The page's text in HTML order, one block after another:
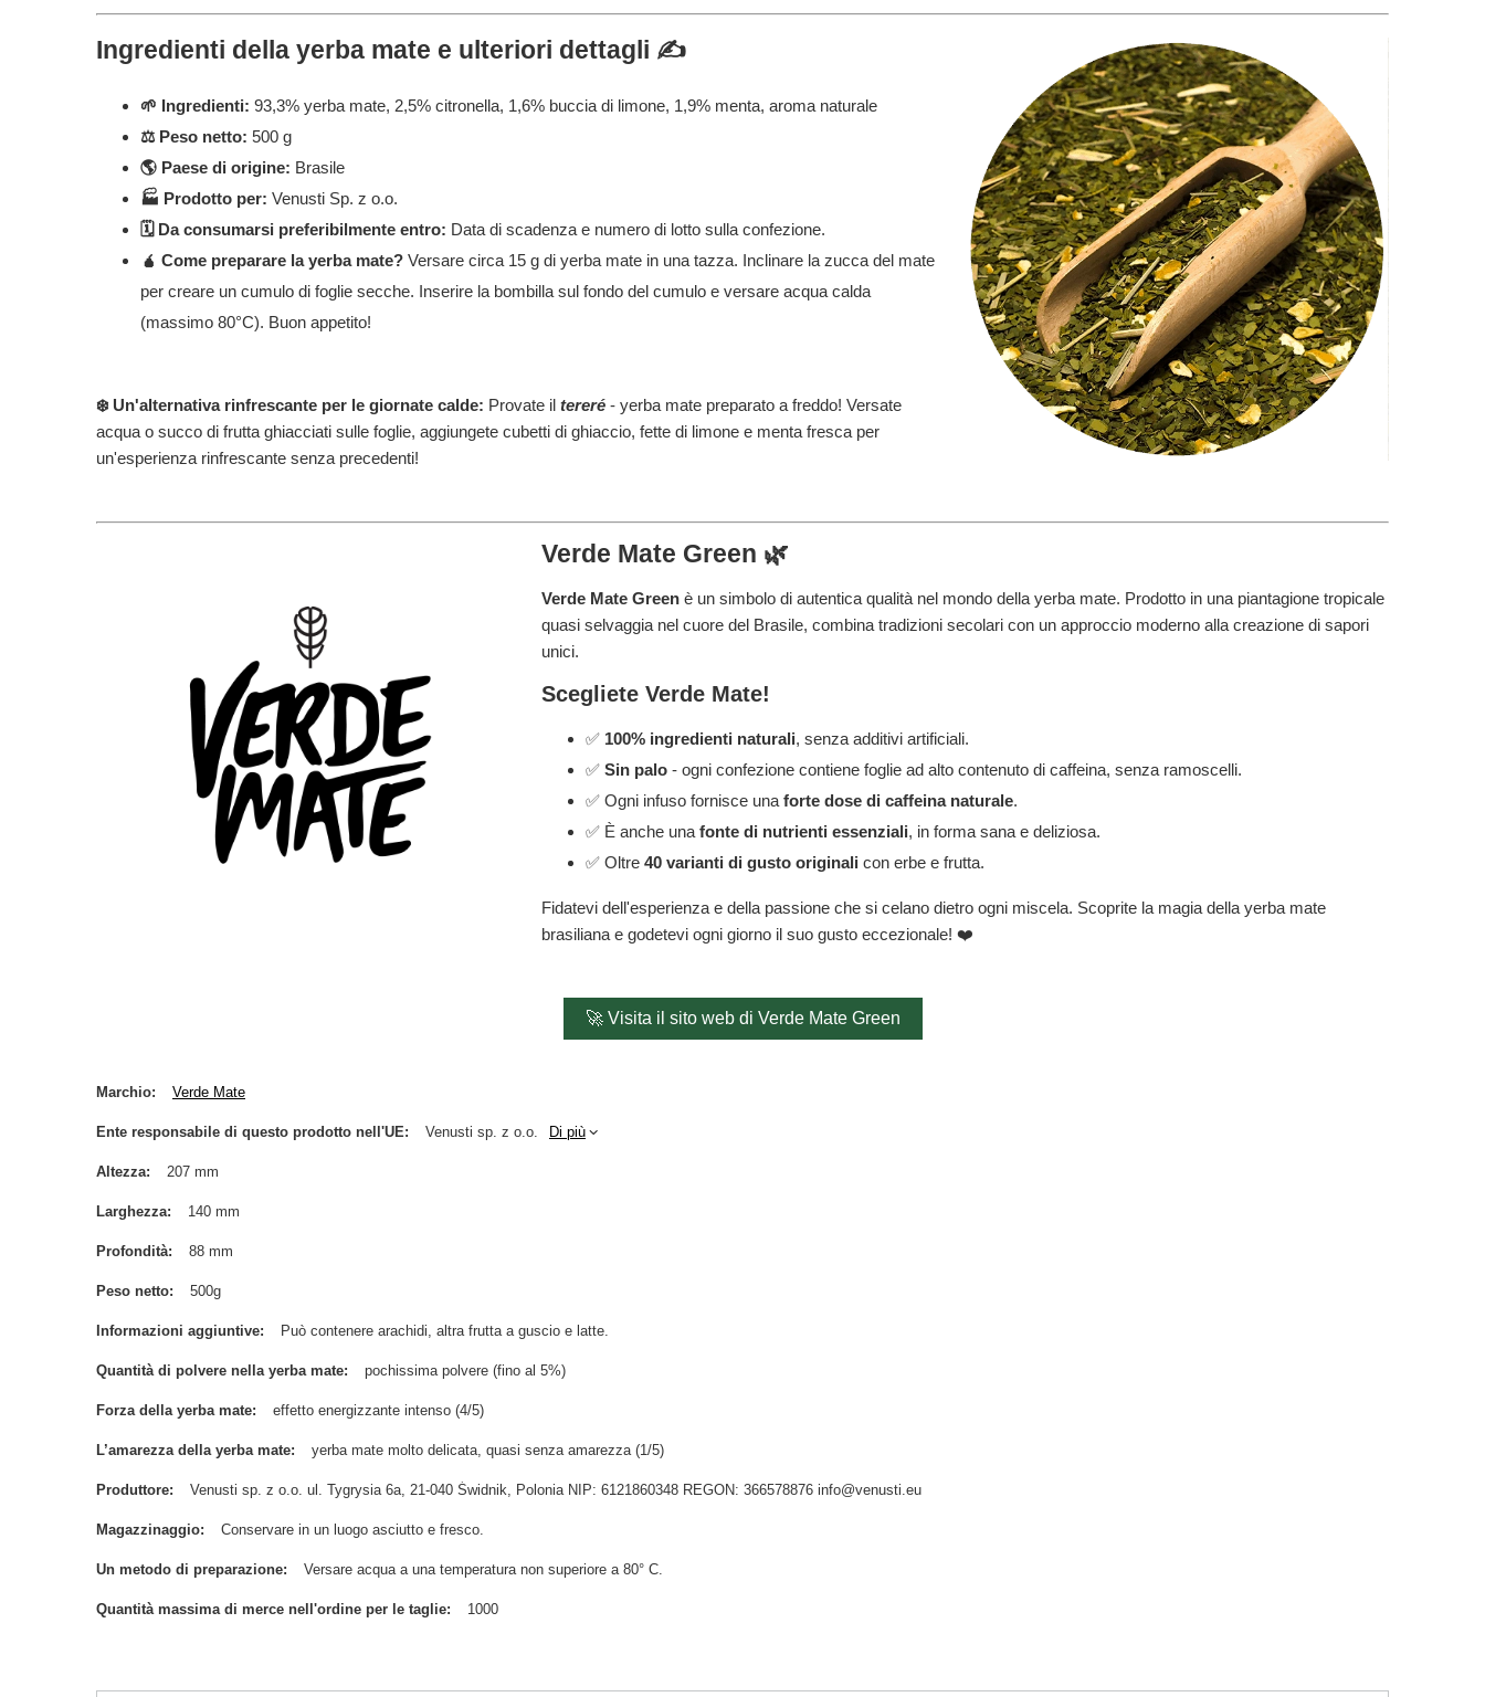
Ingredienti della yerba mate e ulteriori dettagli ✍️
🌱 Ingredienti: 93,3% yerba mate, 2,5% citronella, 1,6% buccia di limone, 1,9% menta, aroma naturale
⚖️ Peso netto: 500 g
🌎 Paese di origine: Brasile
🏭 Prodotto per: Venusti Sp. z o.o.
🗓️ Da consumarsi preferibilmente entro: Data di scadenza e numero di lotto sulla confezione.
🧉 Come preparare la yerba mate? Versare circa 15 g di yerba mate in una tazza. Inclinare la zucca del mate
per creare un cumulo di foglie secche. Inserire la bombilla sul fondo del cumulo e versare acqua calda
(massimo 80°C). Buon appetito!
❄️ Un'alternativa rinfrescante per le giornate calde: Provate il tereré - yerba mate preparato a freddo! Versate
acqua o succo di frutta ghiacciati sulle foglie, aggiungete cubetti di ghiaccio, fette di limone e menta fresca per
un'esperienza rinfrescante senza precedenti!
Verde Mate Green 🌿
Verde Mate Green è un simbolo di autentica qualità nel mondo della yerba mate. Prodotto in una piantagione tropicale
quasi selvaggia nel cuore del Brasile, combina tradizioni secolari con un approccio moderno alla creazione di sapori
unici.
Scegliete Verde Mate!
✅ 100% ingredienti naturali, senza additivi artificiali.
✅Sin palo - ogni confezione contiene foglie ad alto contenuto di caffeina, senza ramoscelli.
✅ Ogni infuso fornisce unaforte dose di caffeina naturale.
✅ È anche unafonte di nutrienti essenziali, in forma sana e deliziosa.
✅ Oltre40 varianti di gusto originali con erbe e frutta.
Fidatevi dell'esperienza e della passione che si celano dietro ogni miscela. Scoprite la magia della yerba mate
brasiliana e godetevi ogni giorno il suo gusto eccezionale! ❤️
🚀 Visita il sito web di Verde Mate Green
Marchio Verde Mate
Ente responsabile di questo prodotto nell'UE Venusti sp. z o.o. Di più
Altezza 207 mm
Larghezza 140 mm
Profondità 88 mm
Peso netto 500g
Informazioni aggiuntive Può contenere arachidi, altra frutta a guscio e latte.
Quantità di polvere nella yerba mate pochissima polvere (fino al 5%)
Forza della yerba mate effetto energizzante intenso (4/5)
L’amarezza della yerba mate yerba mate molto delicata, quasi senza amarezza (1/5)
Produttore Venusti sp. z o.o. ul. Tygrysia 6a, 21-040 Świdnik, Polonia NIP: 6121860348 REGON: 366578876 info@venusti.eu
Magazzinaggio Conservare in un luogo asciutto e fresco.
Un metodo di preparazione Versare acqua a una temperatura non superiore a 80° C.
Quantità massima di merce nell'ordine per le taglie 1000